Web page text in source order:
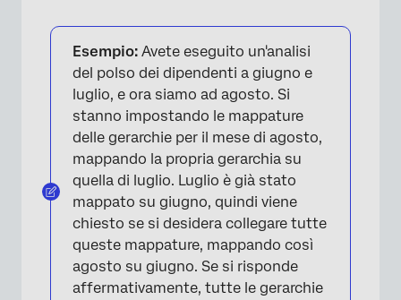
Esempio: Avete eseguito un'analisi
del polso dei dipendenti a giugno e
luglio, e ora siamo ad agosto. Si
stanno impostando le mappature
delle gerarchie per il mese di agosto,
mappando la propria gerarchia su
quella di luglio. Luglio è già stato
mappato su giugno, quindi viene
chiesto se si desidera collegare tutte
queste mappature, mappando così
agosto su giugno. Se si risponde
affermativamente, tutte le gerarchie